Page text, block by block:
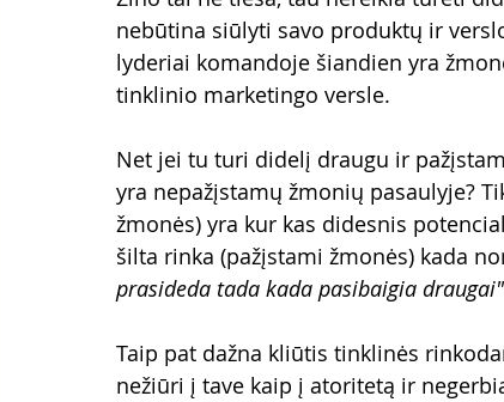
nebūtina siūlyti savo produktų ir
lyderiai komandoje šiandien yra
tinklinio marketingo versle.
Net jei tu turi didelį draugu ir
yra nepažįstamų žmonių pasaulyje?
žmonės) yra kur kas didesnis
šilta rinka (pažįstami žmonės) kada
prasideda tada kada pasibaigia draugai"
Taip pat dažna kliūtis tinklinės
nežiūri į tave kaip į atoritetą ir